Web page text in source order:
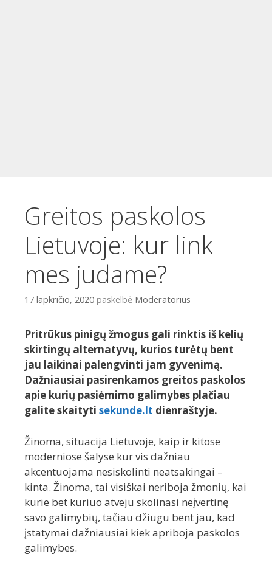
Greitos paskolos
Lietuvoje: kur link
mes judame?
17 lapkričio, 2020 paskelbė Moderatorius
Pritrūkus pinigų žmogus gali rinktis iš kelių
skirtingų alternatyvų, kurios turėtų bent
jau laikinai palengvinti jam gyvenimą.
Dažniausiai pasirenkamos greitos paskolos
apie kurių pasiėmimo galimybes plačiau
galite skaityti sekunde.lt dienraštyje.
Žinoma, situacija Lietuvoje, kaip ir kitose
moderniose šalyse kur vis dažniau
akcentuojama nesiskolinti neatsakingai –
kinta. Žinoma, tai visiškai neriboja žmonių, kai
kurie bet kuriuo atveju skolinasi neįvertinę
savo galimybių, tačiau džiugu bent jau, kad
įstatymai dažniausiai kiek apriboja paskolos
galimybes.